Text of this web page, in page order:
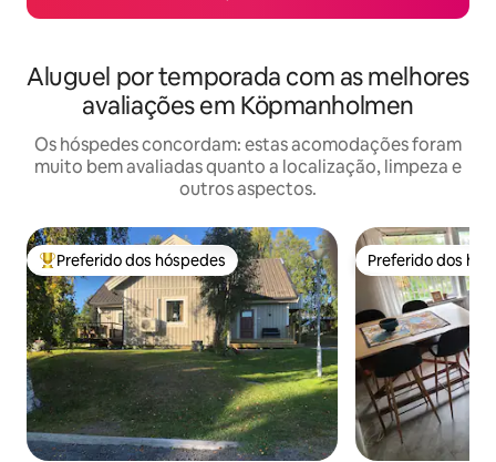
Aluguel por temporada com as melhores
avaliações em Köpmanholmen
Os hóspedes concordam: estas acomodações foram
muito bem avaliadas quanto a localização, limpeza e
outros aspectos.
Entre os melhores preferidos dos hóspedes
Preferido dos hóspedes Preferido dos
Preferido dos